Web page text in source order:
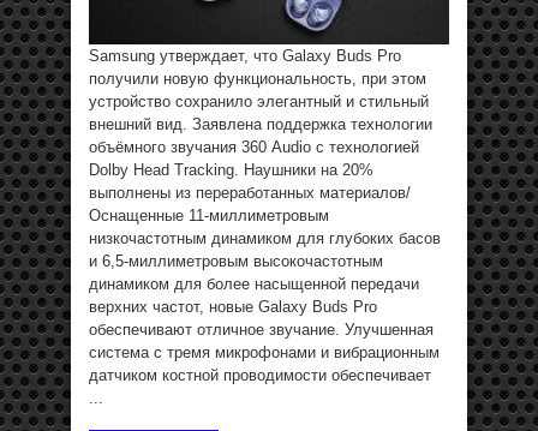
Samsung утверждает, что Galaxy Buds Pro
получили новую функциональность, при этом
устройство сохранило элегантный и стильный
внешний вид. Заявлена поддержка технологии
объёмного звучания 360 Audio с технологией
Dolby Head Tracking. Наушники на 20%
выполнены из переработанных материалов/
Оснащенные 11-миллиметровым
низкочастотным динамиком для глубоких басов
и 6,5-миллиметровым высокочастотным
динамиком для более насыщенной передачи
верхних частот, новые Galaxy Buds Pro
обеспечивают отличное звучание. Улучшенная
система с тремя микрофонами и вибрационным
датчиком костной проводимости обеспечивает
...